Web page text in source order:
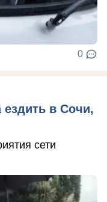
0
ездить в Сочи,
сети